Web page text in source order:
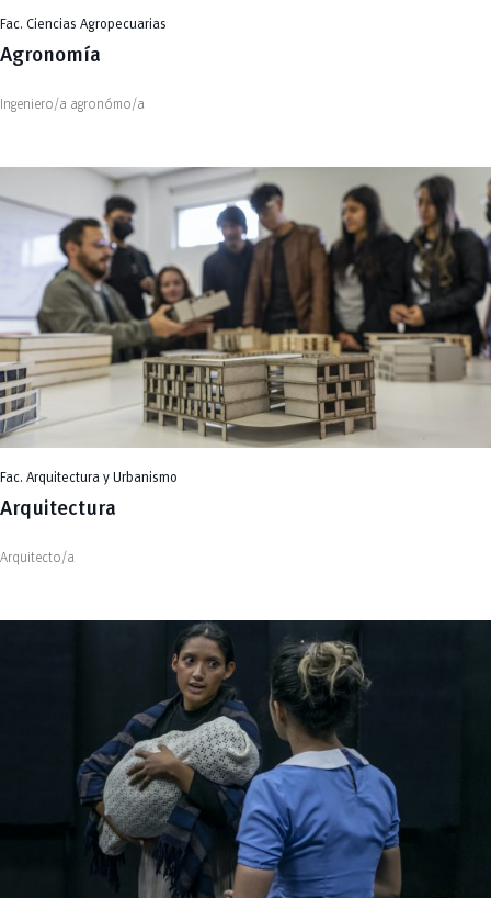
Fac. Ciencias Agropecuarias
Agronomía
Ingeniero/a agronómo/a
Fac. Arquitectura y Urbanismo
Arquitectura
Arquitecto/a